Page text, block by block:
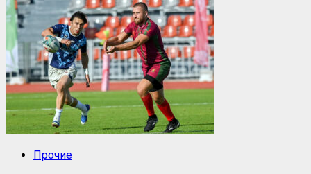
Прочие